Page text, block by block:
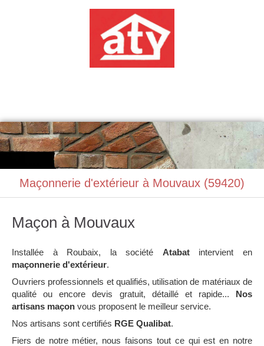
Maçonnerie d'extérieur à Mouvaux (59420)
Maçon à Mouvaux
Installée à Roubaix, la société Atabatintervient en
maçonnerie d'extérieur.
Ouvriers professionnels et qualifiés, utilisation de matériaux de
qualité ou encore devis gratuit, détaillé et rapide... Nos
artisans maçon vous proposent le meilleur service.
Nos artisans sont certifiés RGE Qualibat.
Fiers de notre métier, nous faisons tout ce qui est en notre